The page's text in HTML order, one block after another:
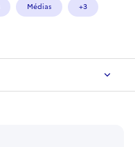
Médias +3